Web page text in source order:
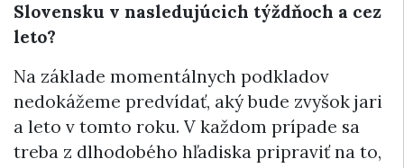
Slovensku v nasledujúcich týždňoch a cez
leto?
Na základe momentálnych podkladov
nedokážeme predvídať, aký bude zvyšok jari
a leto v tomto roku. V každom prípade sa
treba z dlhodobého hľadiska pripraviť na to,